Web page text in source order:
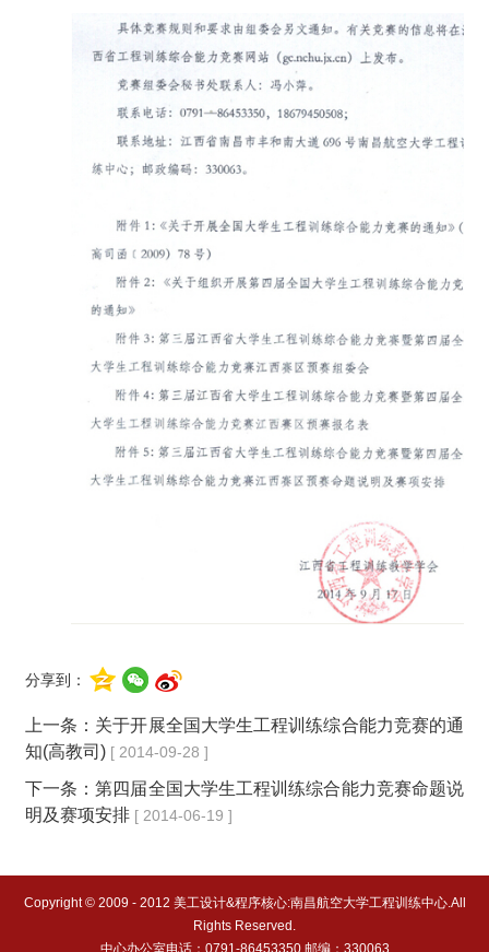
分享到：
上一条： 关于开展全国大学生工程训练综合能力竞赛的通
知(高教司) [ 2014-09-28 ]
下一条：第四届全国大学生工程训练综合能力竞赛命题说
明及赛项安排 [ 2014-06-19 ]
Copyright © 2009 - 2012 美工设计&程序核心:南昌航空大学工程训练中心.All
Rights Reserved.
中心办公室电话：0791-86453350 邮编：330063